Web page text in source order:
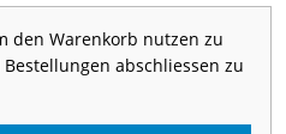
den Warenkorb nutzen zu
abschliessen zu